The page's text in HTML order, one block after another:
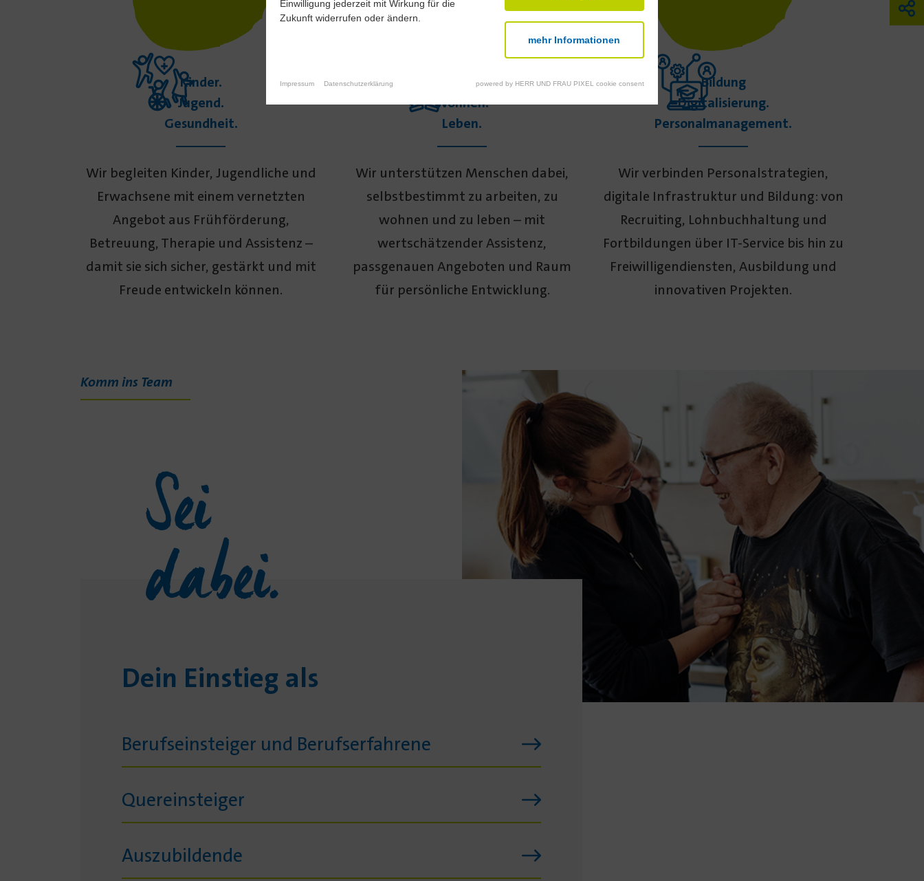
Kinder.
Jugend.
Gesundheit.
Wir begleiten Kinder, Jugend­liche und
Erwachsene mit einem vernetzten
Angebot aus Früh­förderung,
Betreuung, Therapie und Assistenz –
damit sie sich sicher, gestärkt und mit
Freude entwickeln können.
Arbeit.
Wohnen.
Leben.
Wir unterstützen Menschen dabei,
selbst­bestimmt zu arbeiten, zu
wohnen und zu leben – mit
wert­schätzender Assistenz,
pass­genauen Angeboten und Raum
für persön­liche Entwicklung.
Bildung
Digitalisierung.
Personalmanagement.
Wir verbinden Personal­strategien,
digitale Infra­struktur und Bildung: von
Recruiting, Lohn­buchhaltung und
Fort­bildungen über IT-Service bis hin zu
Freiwilligen­diensten, Ausbildung und
innovativen Projekten.
Komm ins Team
Sei
dabei.
Dein Einstieg als
Berufseinsteiger und Berufserfahrene
Quereinsteiger
Auszubildende
Einwilligung jederzeit mit Wirkung für die
Zukunft widerrufen oder ändern.
mehr Informationen
Impressum Datenschutzerklärung powered by HERR UND FRAU PIXEL cookie consent